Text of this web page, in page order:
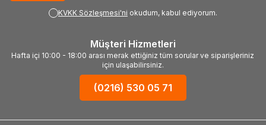
KVKK Sözleşmesi'ni okudum, kabul ediyorum.
Müşteri Hizmetleri
Hafta içi 10:00 - 18:00 arası merak ettiğiniz tüm sorular ve siparişleriniz
için ulaşabilirsiniz.
(0216) 530 05 71